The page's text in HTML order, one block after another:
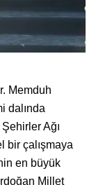
Memduh
dalında
Ağı
bir çalışmaya
en büyük
Millet